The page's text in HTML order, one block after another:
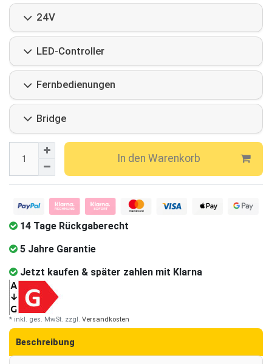
24V
LED-Controller
Fernbedienungen
Bridge
In den Warenkorb
14 Tage Rückgaberecht
5 Jahre Garantie
Jetzt kaufen & später zahlen mit Klarna
* inkl. ges. MwSt. zzgl. Versandkosten
Beschreibung